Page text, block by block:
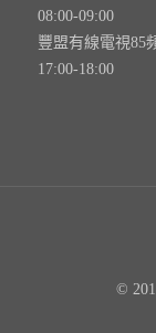
08:00-09:00
豐盟有線電視85
17:00-18:00
©